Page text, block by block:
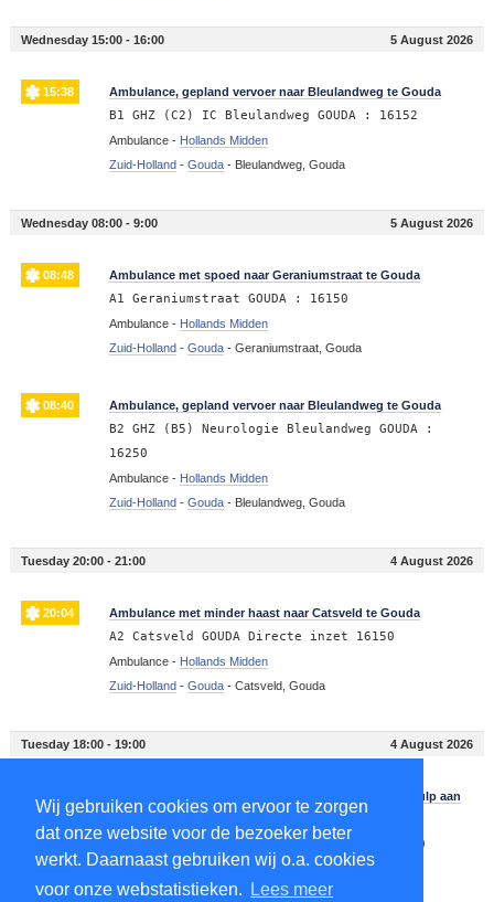
Wij gebruiken cookies om ervoor te zorgen
dat onze website voor de bezoeker beter
werkt. Daarnaast gebruiken wij o.a. cookies
voor onze webstatistieken.
Lees meer
Wednesday 15:00 - 16:00 5 August 2026
15:38 Ambulance, gepland vervoer naar Bleulandweg te Gouda
B1 GHZ (C2) IC Bleulandweg GOUDA : 16152
Ambulance - Hollands Midden
Zuid-Holland- Gouda- Bleulandweg, Gouda
Wednesday 08:00 - 9:00 5 August 2026
08:48 Ambulance met spoed naar Geraniumstraat te Gouda
A1 Geraniumstraat GOUDA : 16150
Ambulance - Hollands Midden
Zuid-Holland- Gouda- Geraniumstraat, Gouda
08:40 Ambulance, gepland vervoer naar Bleulandweg te Gouda
B2 GHZ (B5) Neurologie Bleulandweg GOUDA :
16250
Ambulance - Hollands Midden
Zuid-Holland- Gouda- Bleulandweg, Gouda
Tuesday 20:00 - 21:00 4 August 2026
20:04 Ambulance met minder haast naar Catsveld te Gouda
A2 Catsveld GOUDA Directe inzet 16150
Ambulance - Hollands Midden
Zuid-Holland- Gouda- Catsveld, Gouda
Tuesday 18:00 - 19:00 4 August 2026
Ambulance, gepland vervoer naar de spoedeisende hulp aan
B2 GHZ (46) SEH Bleulandweg GOUDA : 16250
Ambulance -Hollands Midden
Zuid-Holland-Gouda- Bleulandweg, Gouda